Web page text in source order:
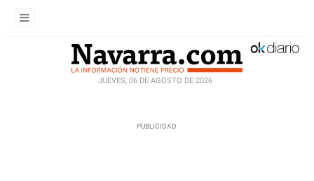
JUEVES, 06 DE AGOSTO DE 2026